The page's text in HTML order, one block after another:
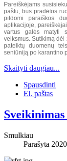
Pareiškėjams
paštu, bus pradėtos
pildomi paraiškos
aplikacijoje,
vartus galės matyti
veiksmus. Sutikimą
pateiktų duomenų
seniūniją po karantino
Skaityti daugiau...
Spausdinti
El. paštas
Smulkiau
Parašyta